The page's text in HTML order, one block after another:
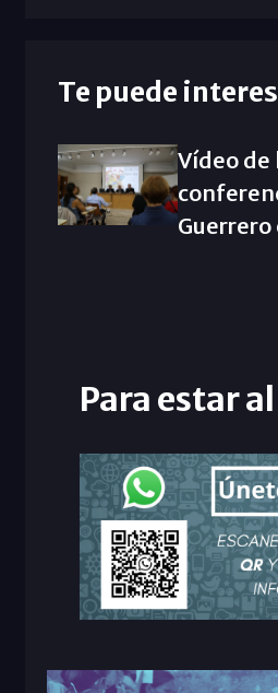
Te puede
Vídeo de
Guerrero
Para estar